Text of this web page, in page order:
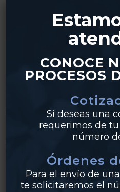
La Colmena
CONOCE
PROCESOS
Si deseas una
requerimos de
número
Órdenes
Para el envío de
te solicitaremos el